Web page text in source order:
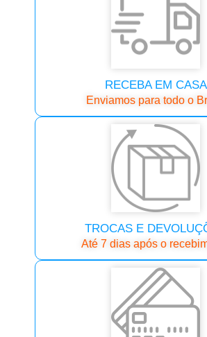
RECEBA EM CASA
Enviamos para todo o
TROCAS E
Até 7 dias após o